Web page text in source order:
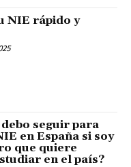
NIE rápido y
debo seguir para
en España si soy
que quiere
en el país?